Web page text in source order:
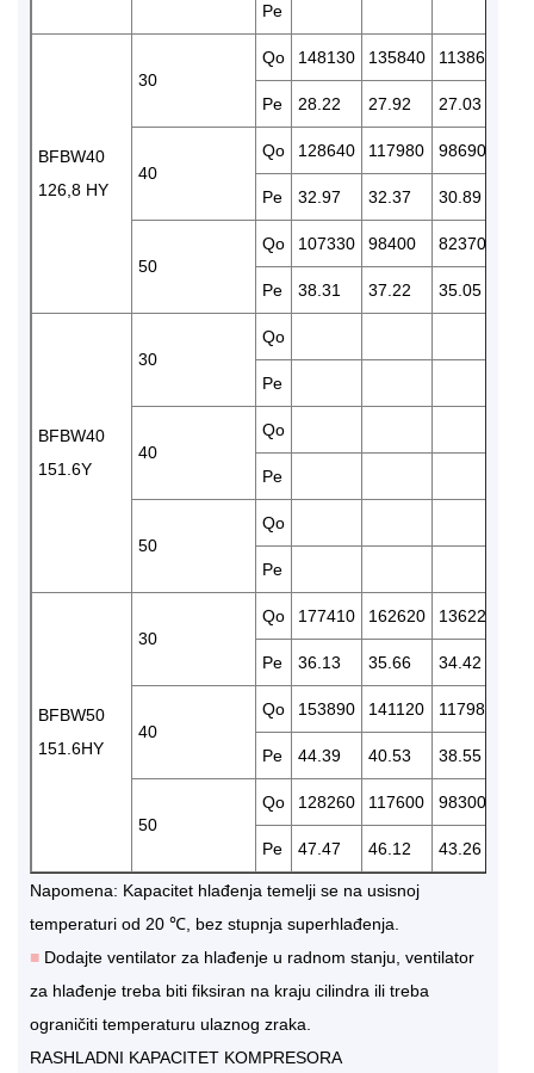
Pe
BFBW40
126,8 HY
30
Qo 148130 135840 113860
Pe 28.22 27.92 27.03
40
Qo 128640 117980 98690
Pe 32.97 32.37 30.89
50
Qo 107330 98400 82370
Pe 38.31 37.22 35.05
BFBW40
151.6Y
30
Qo
Pe
40
Qo
Pe
50
Qo
Pe
BFBW50
151.6HY
30
Qo 177410 162620 136220
Pe 36.13 35.66 34.42
40
Qo 153890 141120 117980
Pe 44.39 40.53 38.55
50
Qo 128260 117600 98300
Pe 47.47 46.12 43.26
Napomena: Kapacitet hlađenja temelji se na usisnoj
temperaturi od 20 ℃, bez stupnja superhlađenja.
■ Dodajte ventilator za hlađenje u radnom stanju, ventilator
za hlađenje treba biti fiksiran na kraju cilindra ili treba
ograničiti temperaturu ulaznog zraka.
RASHLADNI KAPACITET KOMPRESORA